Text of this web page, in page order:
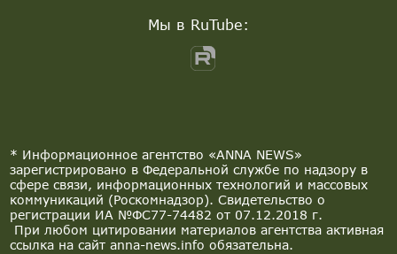
* Информационное агентство «ANNA NEWS»
зарегистрировано в Федеральной службе по надзору в
сфере связи, информационных технологий и массовых
коммуникаций (Роскомнадзор). Свидетельство о
регистрации ИА №ФС77-74482 от 07.12.2018 г.
При любом цитировании материалов агентства активная
ссылка на сайт anna-news.info обязательна.
Мы в RuTube: